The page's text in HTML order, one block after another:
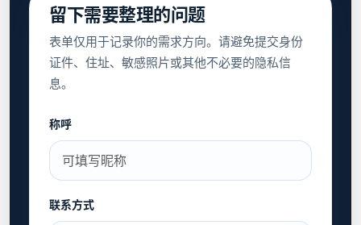
留下需要整理的问题
表单仅用于记录你的需求方向。请避免提交身份
证件、住址、敏感照片或其他不必要的隐私信
息。
称呼
联系方式